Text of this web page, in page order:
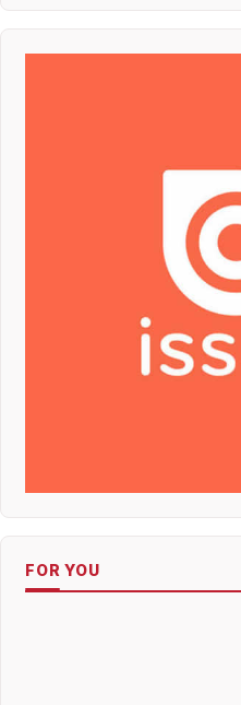
FOR YOU